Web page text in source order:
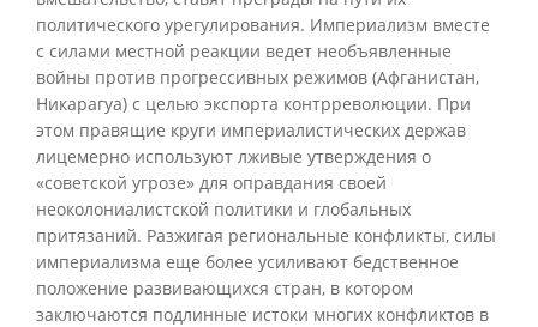
политического урегулирования. Империализм вместе
с силами местной реакции ведет необъявленные
войны против прогрессивных режимов (Афганистан,
Никарагуа) с целью экспорта контрреволюции. При
этом правящие круги империалистических держав
лицемерно используют лживые утверждения о
«советской угрозе» для оправдания своей
неоколониалистской политики и глобальных
притязаний. Разжигая региональные конфликты, силы
империализма еще более усиливают бедственное
положение развивающихся стран, в котором
заключаются подлинные истоки многих конфликтов в